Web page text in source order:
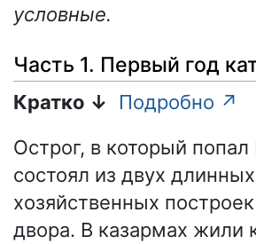
условные.
Часть 1. Первый год
Кратко ↓
Подробно ↗
Острог, в который попал
состоял из двух
хозяйственных
двора. В казармах жили